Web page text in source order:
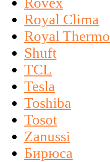
Royal Clima
Royal Thermo
Shuft
TCL
Tesla
Toshiba
Tosot
Zanussi
Бирюса